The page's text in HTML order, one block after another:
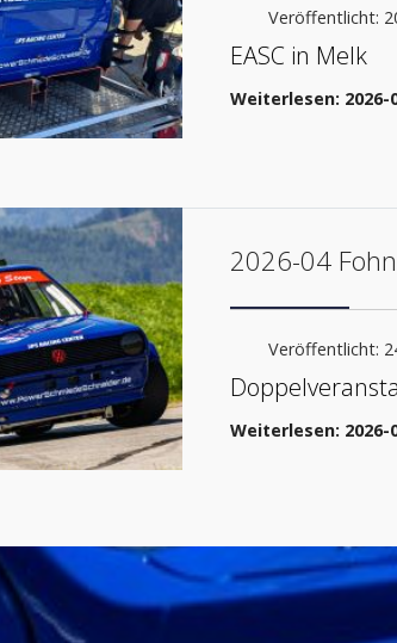
Veröffentlicht:
EASC in Melk
Weiterlesen: 2026-
2026-04
Veröffentlicht:
Weiterlesen: 2026-